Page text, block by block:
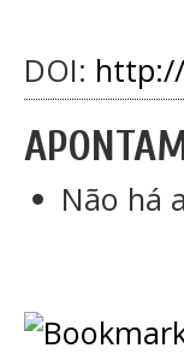
DOI:
Não há